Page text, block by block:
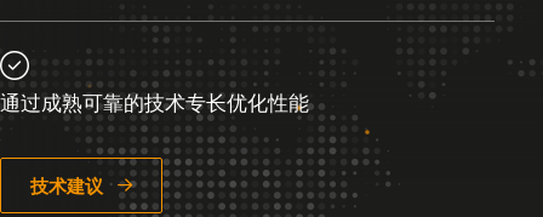
通过成熟可靠的技术专长优化性能
技术建议